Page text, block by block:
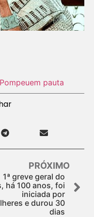
em pauta
PRÓXIMO
1ª greve geral do
há 100 anos, foi
iniciada por
e durou 30
dias